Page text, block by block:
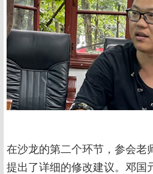
在沙龙的第二个环节，参会老
提出了详细的修改建议。邓国